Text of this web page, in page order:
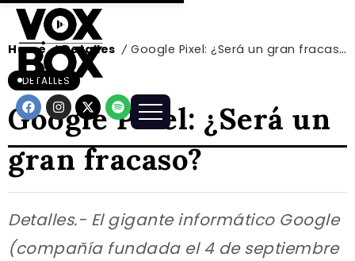
Home / Detalles / Google Pixel: ¿Será un gran fracaso?
DETALLES
Google Pixel: ¿Será un
gran fracaso?
Detalles.- El gigante informático Google
(compañía fundada el 4 de septiembre